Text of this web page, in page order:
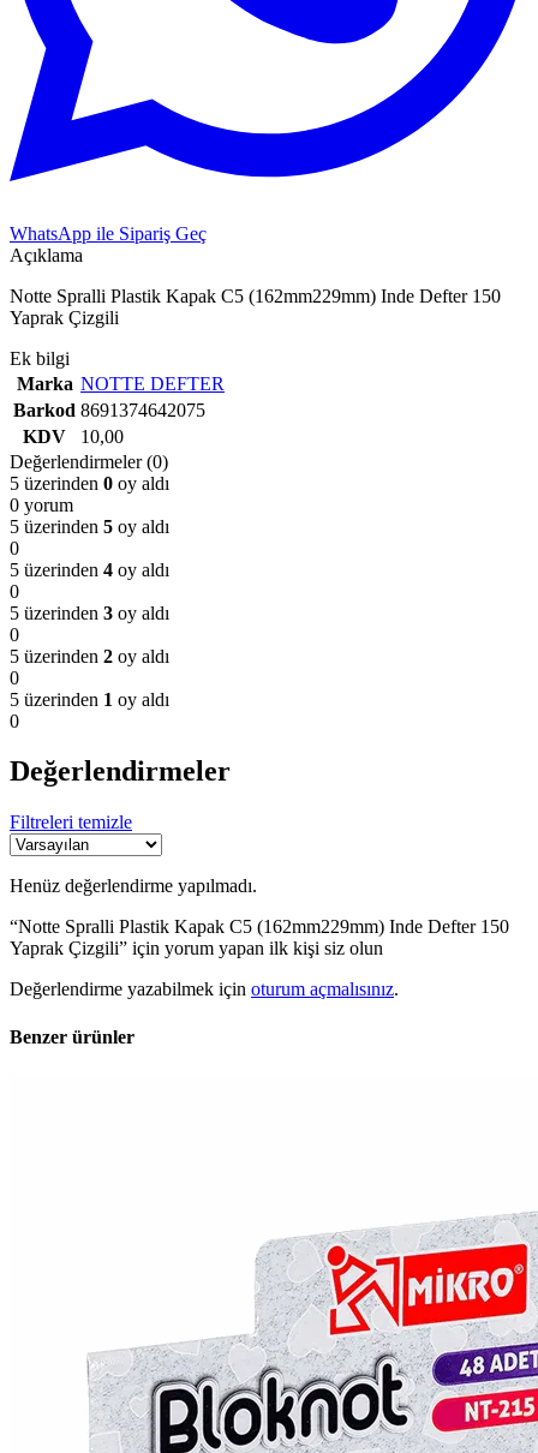
WhatsApp ile Sipariş Geç
Açıklama
Notte Spralli Plastik Kapak C5 (162mm229mm) Inde Defter 150
Yaprak Çizgili
Ek bilgi
Marka NOTTE DEFTER
Barkod 8691374642075
KDV
10,00
Değerlendirmeler (0)
5 üzerinden 0 oy aldı
0 yorum
5 üzerinden 5 oy aldı
0
5 üzerinden 4 oy aldı
0
5 üzerinden 3 oy aldı
0
5 üzerinden 2 oy aldı
0
5 üzerinden 1 oy aldı
0
Değerlendirmeler
Filtreleri temizle
Henüz değerlendirme yapılmadı.
“Notte Spralli Plastik Kapak C5 (162mm229mm) Inde Defter 150
Yaprak Çizgili” için yorum yapan ilk kişi siz olun
Değerlendirme yazabilmek için oturum açmalısınız.
Benzer ürünler